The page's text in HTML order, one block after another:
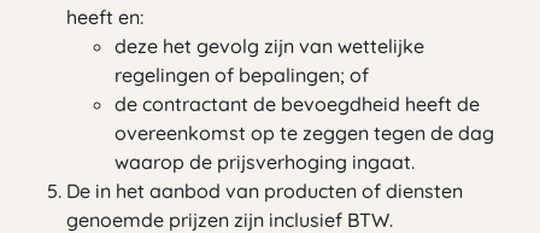
heeft en:
deze het gevolg zijn van wettelijke
regelingen of bepalingen; of
de contractant de bevoegdheid heeft de
overeenkomst op te zeggen tegen de dag
waarop de prijsverhoging ingaat.
De in het aanbod van producten of diensten
genoemde prijzen zijn inclusief BTW.